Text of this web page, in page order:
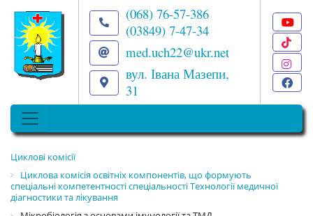
(068) 76-57-386
(03849) 7-47-34
med.uch22@ukr.net
вул. Івана Мазепи,
31
Циклові комісії
Циклова комісія освітніх компонентів, що формують
спеціальні компетентності спеціальності Технології медичної
діагностики та лікування